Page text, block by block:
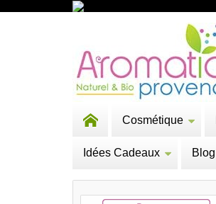
Cosmétique
Idées Cadeaux Blog